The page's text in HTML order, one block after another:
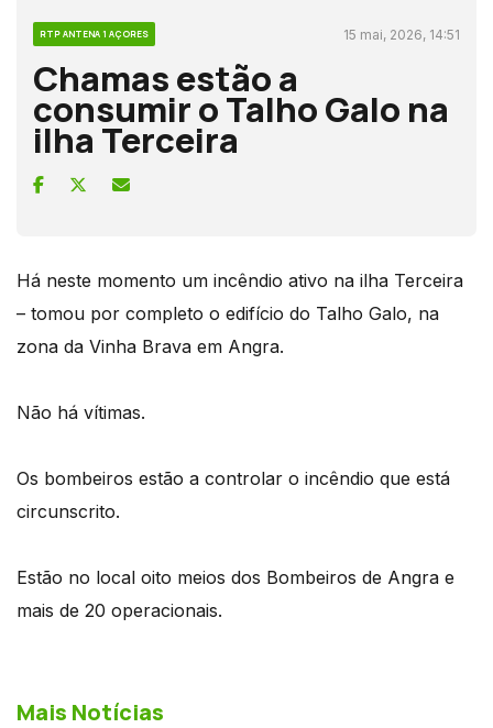
RTP ANTENA 1 AÇORES 15 mai, 2026, 14:51
Chamas estão a
consumir o Talho Galo na
ilha Terceira
Há neste momento um incêndio ativo na ilha Terceira
– tomou por completo o edifício do Talho Galo, na
zona da Vinha Brava em Angra.
Não há vítimas.
Os bombeiros estão a controlar o incêndio que está
circunscrito.
Estão no local oito meios dos Bombeiros de Angra e
mais de 20 operacionais.
Mais Notícias